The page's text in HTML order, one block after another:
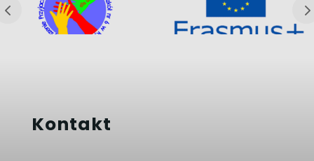
Kontakt